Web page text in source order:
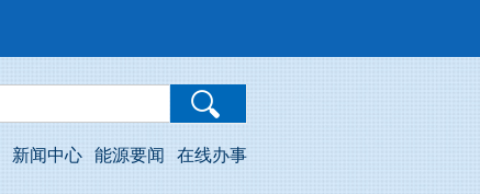
新闻中心 能源要闻 在线办事